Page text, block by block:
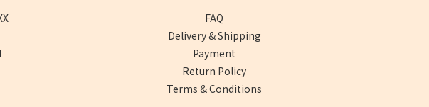
FAQ
Delivery & Shipping
Payment
Return Policy
Terms & Conditions